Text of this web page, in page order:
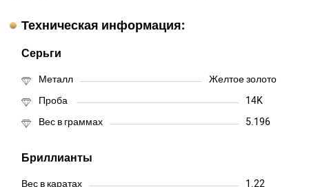
Техническая информация:
Серьги
Металл
Желтое золото
Проба
14K
Вес в граммах
5.196
Бриллианты
Вес в каратах
1.22